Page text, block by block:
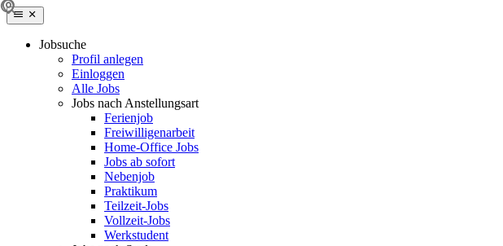
Jobsuche
Profil anlegen
Einloggen
Alle Jobs
Jobs nach Anstellungsart
Ferienjob
Freiwilligenarbeit
Home-Office Jobs
Jobs ab sofort
Nebenjob
Praktikum
Teilzeit-Jobs
Vollzeit-Jobs
Werkstudent